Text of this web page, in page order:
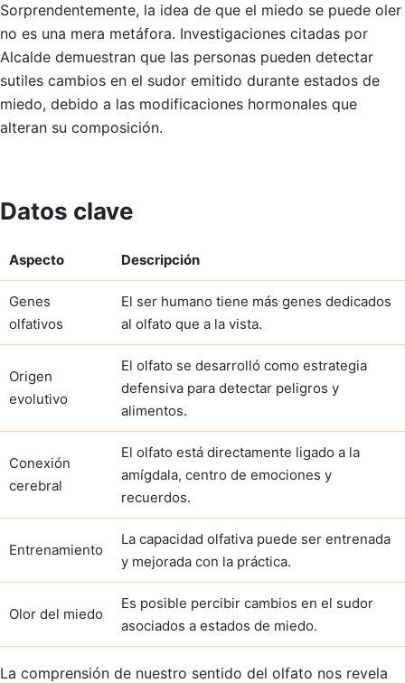
Sorprendentemente, la idea de que el miedo se puede oler
no es una mera metáfora. Investigaciones citadas por
Alcalde demuestran que las personas pueden detectar
sutiles cambios en el sudor emitido durante estados de
miedo, debido a las modificaciones hormonales que
alteran su composición.
Datos clave
Aspecto Descripción
Genes
olfativos
El ser humano tiene más genes dedicados
al olfato que a la vista.
Origen
evolutivo
El olfato se desarrolló como estrategia
defensiva para detectar peligros y
alimentos.
Conexión
cerebral
El olfato está directamente ligado a la
amígdala, centro de emociones y
recuerdos.
Entrenamiento
La capacidad olfativa puede ser entrenada
y mejorada con la práctica.
Olor del miedo
Es posible percibir cambios en el sudor
asociados a estados de miedo.
La comprensión de nuestro sentido del olfato nos revela